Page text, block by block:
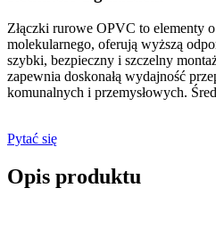
Złączki rurowe OPVC to elementy
molekularnego, oferują wyższą
szybki, bezpieczny i szczelny
zapewnia doskonałą wydajność
komunalnych i przemysłowych.
Pytać się
Opis produktu